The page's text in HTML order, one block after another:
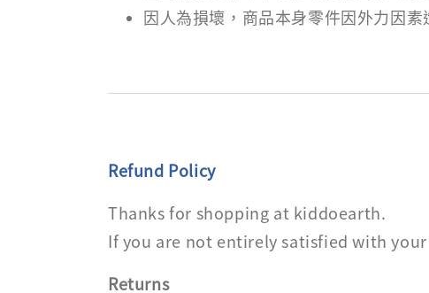
因人為損壞，商品本身零件因外力因
Refund Policy
Thanks for shopping at kiddoearth.
If you are not entirely satisfied with
Returns